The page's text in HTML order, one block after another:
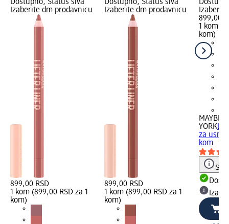
Dostupno, Status siva
Izaberite dm prodavnicu
899,00 RSD
1 kom (899,00 RSD za 1
kom)
Dostupno, Status siva
Izaberite dm prodavnicu
899,00 RSD
1 kom (899,00 RSD za 1
kom)
899,00
1 kom
kom)
YORK
za usne
kom